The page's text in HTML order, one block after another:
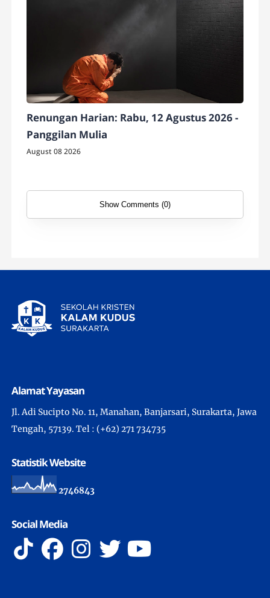
Renungan Harian: Rabu, 12 Agustus 2026 -
Panggilan Mulia
August 08 2026
Show Comments (0)
Alamat Yayasan
Jl. Adi Sucipto No. 11, Manahan, Banjarsari, Surakarta, Jawa
Tengah, 57139. Tel : (+62) 271 734735
Statistik Website
2746843
Social Media